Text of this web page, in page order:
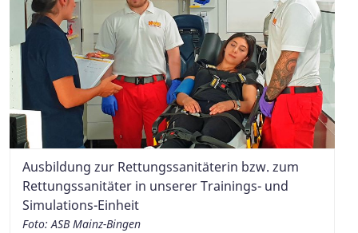
Ausbildung zur Rettungssanitäterin bzw. zum
Rettungssanitäter in unserer Trainings- und
Simulations-Einheit
Foto: ASB Mainz-Bingen